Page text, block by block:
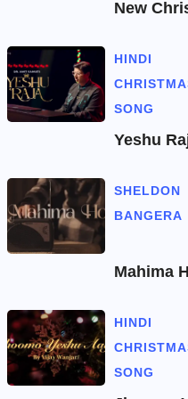
New
HINDI
SONG
Yeshu
SHELDON
BANGERA
Mahima
HINDI
SONG